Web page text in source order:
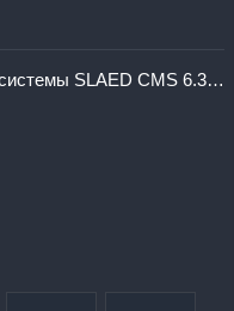
Тестируем релиз Pre-Alpha версии системы SLAED CMS 6.3 Pro